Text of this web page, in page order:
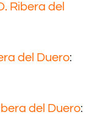
Ribera del
del Duero:
del Duero: